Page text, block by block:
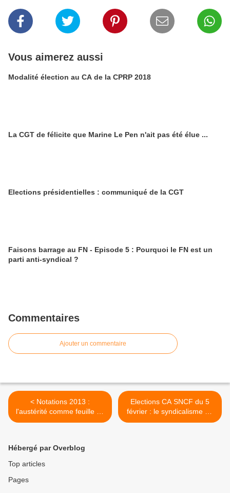
Vous aimerez aussi
Modalité élection au CA de la CPRP 2018
La CGT de félicite que Marine Le Pen n'ait pas été élue ...
Elections présidentielles : communiqué de la CGT
Faisons barrage au FN - Episode 5 : Pourquoi le FN est un
parti anti-syndical ?
Commentaires
Ajouter un commentaire
< Notations 2013 :
l'austérité comme feuille de
route
Elections CA SNCF du 5
février : le syndicalisme de
conquête plébiscité dans
Hébergé par Overblog
Top articles
Pages